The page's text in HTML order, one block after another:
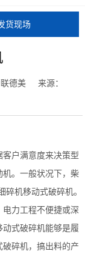
货现场
德美 来源：
户满意度来决策型
。一般状况下，柴
机移动式破碎机。
力工程不便捷或深
式破碎机能够是履
碎机，搞出料的产